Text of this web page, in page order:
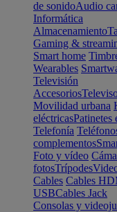
de sonidoAudio
Informática
Almacenamiento
Gaming &
Smart home
Wearables
Televisión
Accesorios
Movilidad urbana
eléctricasPatinetes
Telefonía
complementos
Foto y vídeo
fotosTrípodes
Cables Cables
USBCables Jack
Consolas y